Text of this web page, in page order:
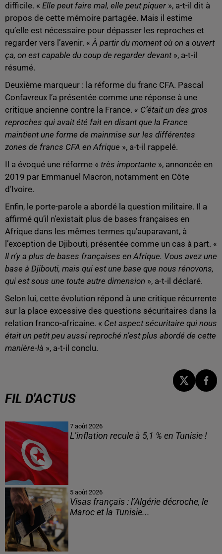
difficile. « Elle peut faire mal, elle peut piquer », a-t-il dit à
propos de cette mémoire partagée. Mais il estime
qu’elle est nécessaire pour dépasser les reproches et
regarder vers l’avenir. «À partir du moment où on a ouvert
ça, on est capable du coup de regarder devant», a-t-il
résumé.
Deuxième marqueur : la réforme du franc CFA. Pascal
Confavreux l’a présentée comme une réponse à une
critique ancienne contre la France. « C’était un des gros
reproches qui avait été fait en disant que la France
maintient une forme de mainmise sur les différentes
zones de francs CFA en Afrique », a-t-il rappelé.
Il a évoqué une réforme « très importante », annoncée en
2019 par Emmanuel Macron, notamment en Côte
d’Ivoire.
Enfin, le porte-parole a abordé la question militaire. Il a
affirmé qu’il n’existait plus de bases françaises en
Afrique dans les mêmes termes qu’auparavant, à
l’exception de Djibouti, présentée comme un cas à part. «
Il n’y a plus de bases françaises en Afrique. Vous avez une
base à Djibouti, mais qui est une base que nous rénovons,
qui est sous une toute autre dimension », a-t-il déclaré.
Selon lui, cette évolution répond à une critique récurrente
sur la place excessive des questions sécuritaires dans la
relation franco-africaine. « Cet aspect sécuritaire qui nous
était un petit peu aussi reproché n’est plus abordé de cette
manière-là », a-t-il conclu.
FIL D'ACTUS
7 août 2026
L’inflation recule à 5,1 % en Tunisie !
5 août 2026
Visas français : l’Algérie décroche, le
Maroc et la Tunisie...